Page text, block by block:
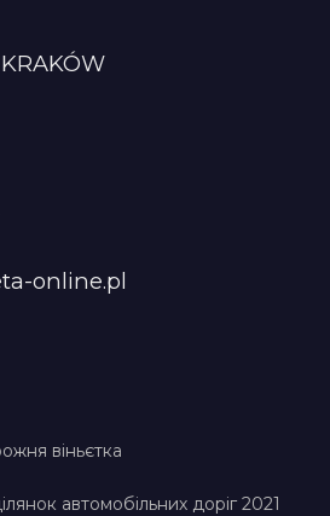
online.pl
віньєтка
автомобільних доріг 2021